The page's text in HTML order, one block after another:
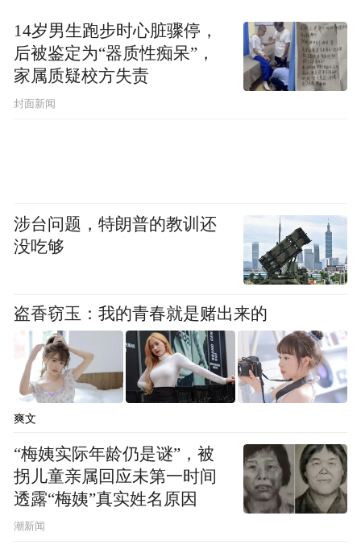
14岁男生跑步时心脏骤停，
后被鉴定为“器质性痴呆”，
家属质疑校方失责
封面新闻
涉台问题，特朗普的教训还
没吃够
盗香窃玉：我的青春就是赌出来的
爽文
“梅姨实际年龄仍是谜”，被
拐儿童亲属回应未第一时间
透露“梅姨”真实姓名原因
潮新闻